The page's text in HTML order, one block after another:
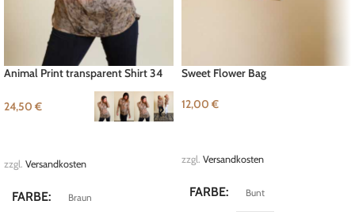
Animal Print transparent Shirt 34
24,50 €
zzgl. Versandkosten
FARBE Braun
Sweet Flower Bag
12,00 €
zzgl. Versandkosten
FARBE Bunt